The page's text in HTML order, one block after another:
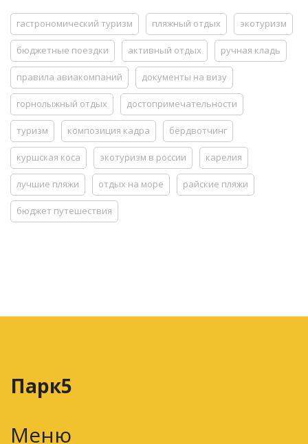
гастрономический туризм пляжный отдых экотуризм
бюджетные поездки активный отдых ручная кладь
правила авиакомпаний документы на визу
горнолыжный отдых достопримечательности
туризм композиция кадра бёрдвотчинг
куршская коса экотуризм в россии карелия
лучшие пляжи отдых на море райские пляжи
бюджет путешествия
Парк5
Меню